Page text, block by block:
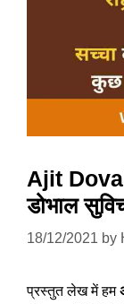
Ajit
डोभाल
18/12/2021 by
प्रस्तुत लेख में हम